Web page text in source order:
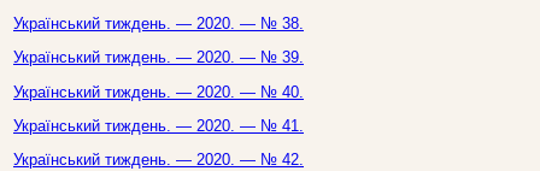
Український тиждень. — 2020. — № 38.
Український тиждень. — 2020. — № 39.
Український тиждень. — 2020. — № 40.
Український тиждень. — 2020. — № 41.
Український тиждень. — 2020. — № 42.